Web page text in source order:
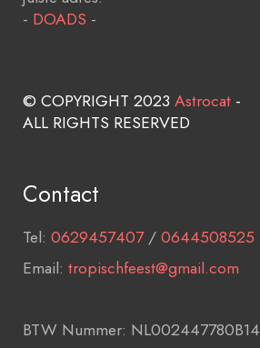
- DOADS -
© COPYRIGHT 2023 Astrocat -
ALL RIGHTS RESERVED
Contact
Tel: 0629457407/0644508525
Email: tropischfeest@gmail.com
BTW Nummer: NL002447780B14